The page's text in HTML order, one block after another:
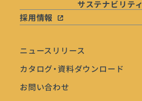
サステナビリティ
採用情報
ニュースリリース
カタログ・資料ダウンロード
お問い合わせ